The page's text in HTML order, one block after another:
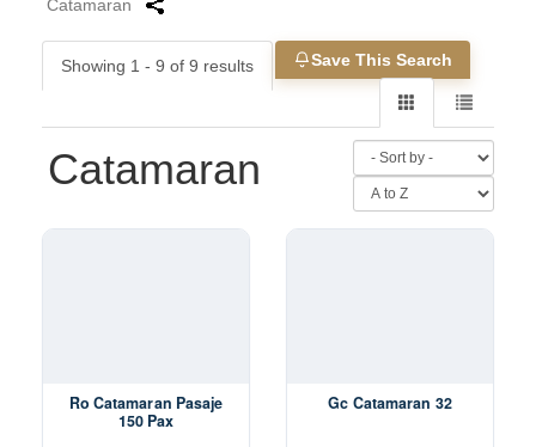
Catamaran
Showing 1 - 9 of 9 results Save This Search
Catamaran
Ro Catamaran Pasaje
150 Pax
Gc Catamaran 32